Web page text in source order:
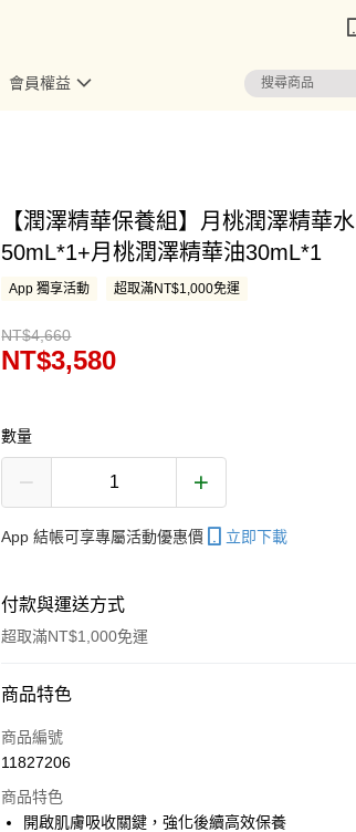
會員權益
【潤澤精華保養組】月桃潤澤精華水
50mL*1+月桃潤澤精華油30mL*1
App 獨享活動 超取滿NT$1,000免運
NT$4,660
NT$3,580
數量
App 結帳可享專屬活動優惠價 立即下載
付款與運送方式
超取滿NT$1,000免運
付款方式
信用卡一次付款
Apple Pay
商品特色
商品編號
11827206
商品特色
開啟肌膚吸收關鍵，強化後續高效保養